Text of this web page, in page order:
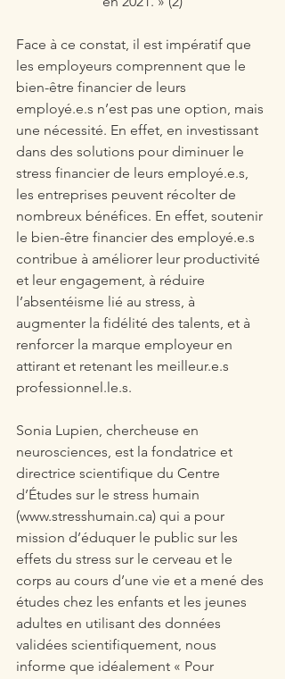
Face à ce constat, il est impératif que
les employeurs comprennent que le
bien-être financier de leurs
employé.e.s n’est pas une option, mais
une nécessité. En effet, en investissant
dans des solutions pour diminuer le
stress financier de leurs employé.e.s,
les entreprises peuvent récolter de
nombreux bénéfices. En effet, soutenir
le bien-être financier des employé.e.s
contribue à améliorer leur productivité
et leur engagement, à réduire
l’absentéisme lié au stress, à
augmenter la fidélité des talents, et à
renforcer la marque employeur en
attirant et retenant les meilleur.e.s
professionnel.le.s.
Sonia Lupien, chercheuse en
neurosciences, est la fondatrice et
directrice scientifique du Centre
d’Études sur le stress humain
(www.stresshumain.ca) qui a pour
mission d’éduquer le public sur les
effets du stress sur le cerveau et le
corps au cours d’une vie et a mené des
études chez les enfants et les jeunes
adultes en utilisant des données
validées scientifiquement, nous
informe que idéalement « Pour